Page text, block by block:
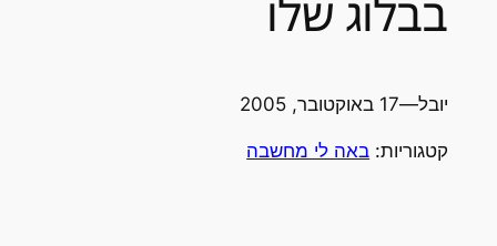
בבלוג שלו
יובל—17 באוקטובר, 2005
קטגוריות: באה לי מחשבה